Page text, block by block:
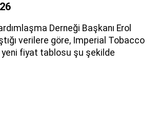
Derneği Başkanı Erol
verilere göre, Imperial Tobacco
yeni fiyat tablosu şu şekilde